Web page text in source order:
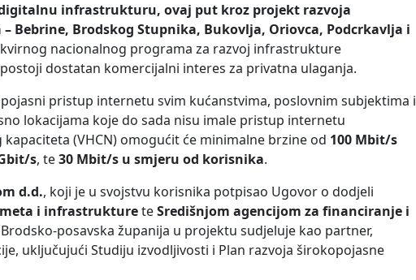
infrastrukturu, ovaj put kroz projekt razvoja
Bebrine, Brodskog Stupnika, Bukovlja, Oriovca, Podcrkavlja i
nacionalnog programa za razvoj infrastrukture
dostatan komercijalni interes za privatna ulaganja.
pristup internetu svim kućanstvima, poslovnim subjektima i
lokacijama koje do sada nisu imale pristup internetu
(VHCN) omogućit će minimalne brzine od 100 Mbit/s
s, te30 Mbit/s u smjeru od korisnika.
d.d., koji je u svojstvu korisnika potpisao Ugovor o dodjeli
i infrastruktureteSredišnjom agencijom za financiranje i
posavska županija u projektu sudjeluje kao partner,
uključujući Studiju izvodljivosti i Plan razvoja širokopojasne